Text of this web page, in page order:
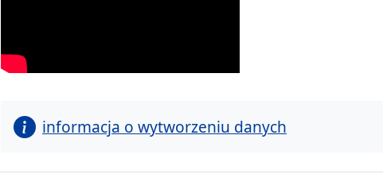
informacja o wytworzeniu danych